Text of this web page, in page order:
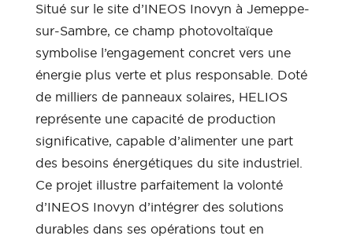
Situé sur le site d’INEOS Inovyn à Jemeppe-
sur-Sambre, ce champ photovoltaïque
symbolise l’engagement concret vers une
énergie plus verte et plus responsable. Doté
de milliers de panneaux solaires, HELIOS
représente une capacité de production
significative, capable d’alimenter une part
des besoins énergétiques du site industriel.
Ce projet illustre parfaitement la volonté
d’INEOS Inovyn d’intégrer des solutions
durables dans ses opérations tout en